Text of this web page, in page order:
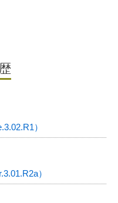
）
）